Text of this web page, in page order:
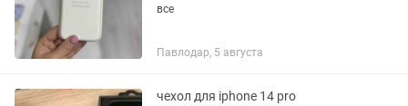
все
Павлодар, 5 августа
чехол для iphone 14 pro